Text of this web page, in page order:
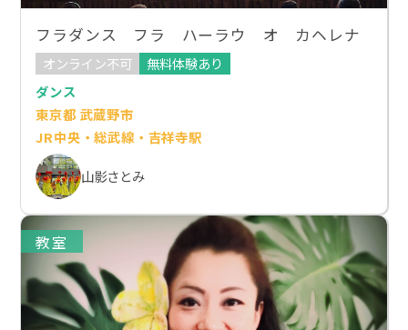
フラダンス フラ ハーラウ オ カヘレナ
オンライン不可
無料体験あり
ダンス
東京都 武蔵野市
JR中央・総武線・吉祥寺駅
山影さとみ
教室